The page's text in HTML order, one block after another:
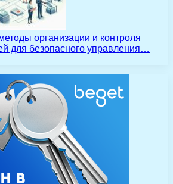
организации и контроля
для безопасного управления…